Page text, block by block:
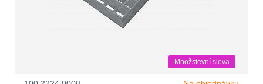
Množstevní sleva